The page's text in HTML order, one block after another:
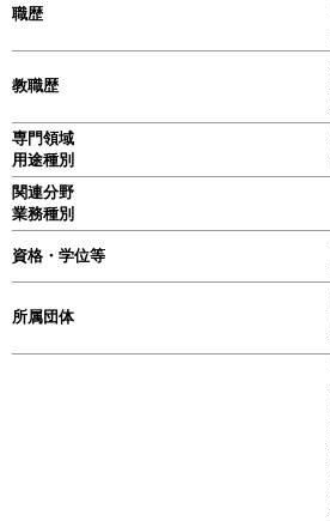
職歴
教職歴
専門領域
用途種別
関連分野
業務種別
資格・学位等
所属団体